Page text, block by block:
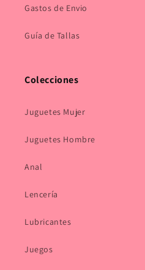
Gastos de Envio
Guía de Tallas
Colecciones
Juguetes Mujer
Juguetes Hombre
Anal
Lencería
Lubricantes
Juegos